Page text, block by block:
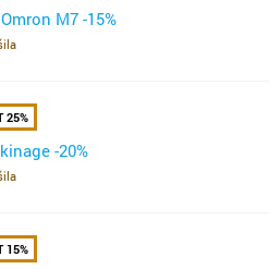
M7 -15%
25%
-20%
15%